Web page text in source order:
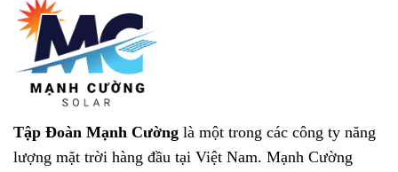
Tập Đoàn Mạnh Cường là một trong các công ty năng
lượng mặt trời hàng đầu tại Việt Nam. Mạnh Cường